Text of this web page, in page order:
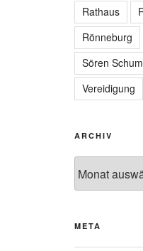
Rathaus
Rönneburg
Sören
Vereidigung
ARCHIV
META